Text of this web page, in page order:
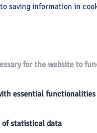
saving information in
for the website to
essential
statistical data